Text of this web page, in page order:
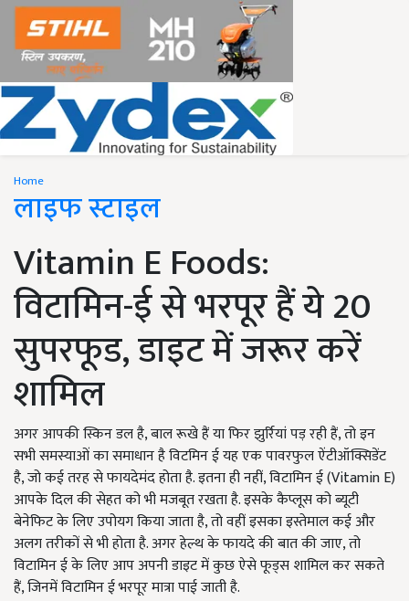
Home
लाइफ स्टाइल
Vitamin E Foods:
विटामिन-ई से भरपूर हैं ये 20
सुपरफूड, डाइट में जरूर करें
शामिल
अगर आपकी स्किन डल है, बाल रूखे हैं या फिर झुर्रियां पड़ रही हैं, तो इन
सभी समस्याओं का समाधान है विटमिन ई यह एक पावरफुल ऐंटीऑक्सिडेंट
है, जो कई तरह से फायदेमंद होता है. इतना ही नहीं, विटामिन ई (Vitamin E)
आपके दिल की सेहत को भी मजबूत रखता है. इसके कैप्लूस को ब्यूटी
बेनेफिट के लिए उपोयग किया जाता है, तो वहीं इसका इस्तेमाल कई और
अलग तरीकों से भी होता है. अगर हेल्थ के फायदे की बात की जाए, तो
विटामिन ई के लिए आप अपनी डाइट में कुछ ऐसे फूड्स शामिल कर सकते
हैं, जिनमें विटामिन ई भरपूर मात्रा पाई जाती है.